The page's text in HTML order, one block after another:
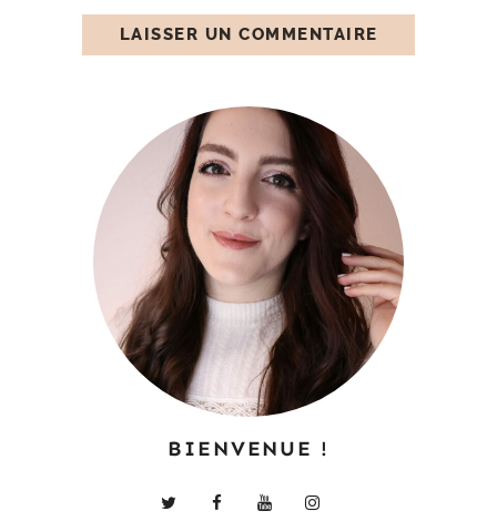
BIENVENUE !